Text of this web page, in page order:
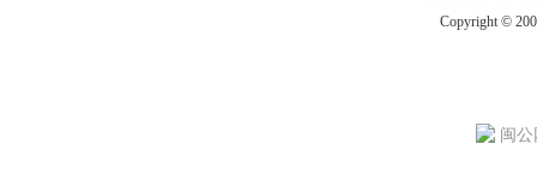
Copyright ©
闽公